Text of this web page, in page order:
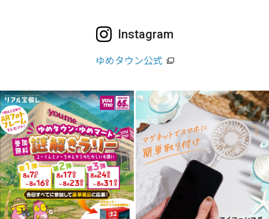
Instagram
ゆめタウン公式